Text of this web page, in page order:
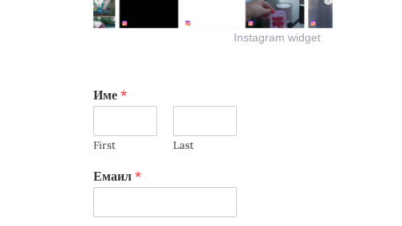
Instagram widget
Име *
First Last
Емаил *